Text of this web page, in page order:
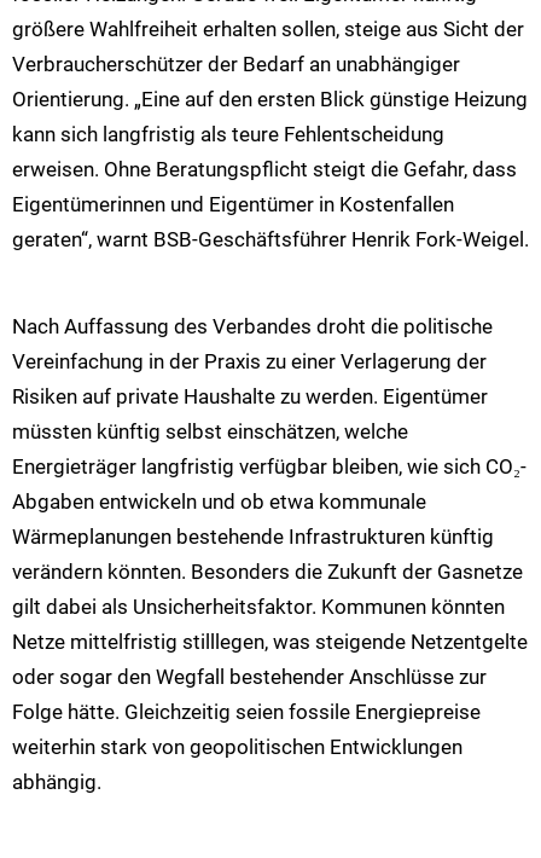
größere Wahlfreiheit erhalten sollen, steige aus Sicht der
Verbraucherschützer der Bedarf an unabhängiger
Orientierung. „Eine auf den ersten Blick günstige Heizung
kann sich langfristig als teure Fehlentscheidung
erweisen. Ohne Beratungspflicht steigt die Gefahr, dass
Eigentümerinnen und Eigentümer in Kostenfallen
geraten“, warnt BSB-Geschäftsführer Henrik Fork-Weigel.
Nach Auffassung des Verbandes droht die politische
Vereinfachung in der Praxis zu einer Verlagerung der
Risiken auf private Haushalte zu werden. Eigentümer
müssten künftig selbst einschätzen, welche
Energieträger langfristig verfügbar bleiben, wie sich CO₂-
Abgaben entwickeln und ob etwa kommunale
Wärmeplanungen bestehende Infrastrukturen künftig
verändern könnten. Besonders die Zukunft der Gasnetze
gilt dabei als Unsicherheitsfaktor. Kommunen könnten
Netze mittelfristig stilllegen, was steigende Netzentgelte
oder sogar den Wegfall bestehender Anschlüsse zur
Folge hätte. Gleichzeitig seien fossile Energiepreise
weiterhin stark von geopolitischen Entwicklungen
abhängig.